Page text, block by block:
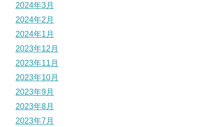
2024年3月
2024年2月
2024年1月
2023年12月
2023年11月
2023年10月
2023年9月
2023年8月
2023年7月